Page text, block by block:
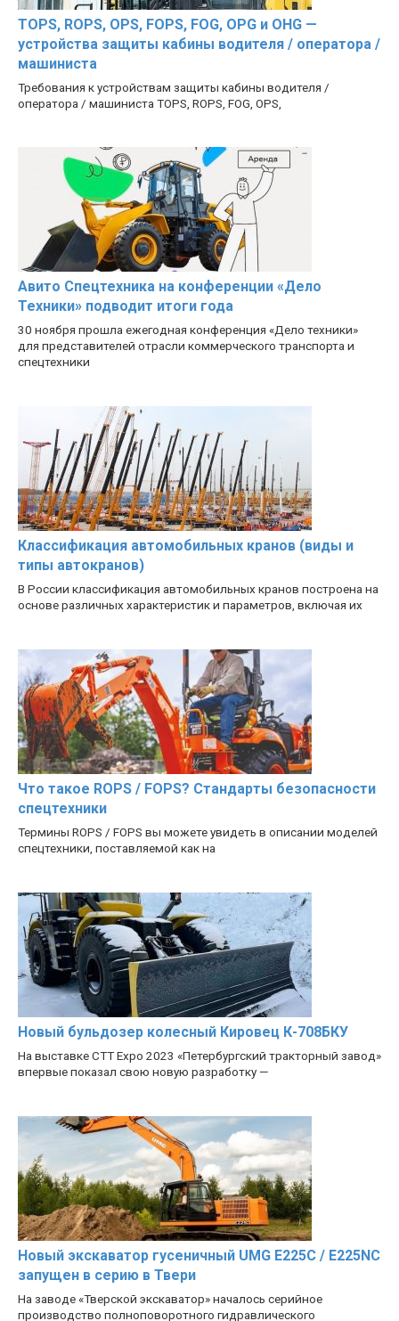
TOPS, ROPS, OPS, FOPS, FOG, OPG и OHG —
устройства защиты кабины водителя / оператора /
машиниста
Требования к устройствам защиты кабины водителя /
оператора / машиниста TOPS, ROPS, FOG, OPS,
Авито Спецтехника на конференции «Дело
Техники» подводит итоги года
30 ноября прошла ежегодная конференция «Дело техники»
для представителей отрасли коммерческого транспорта и
спецтехники
Классификация автомобильных кранов (виды и
типы автокранов)
В России классификация автомобильных кранов построена на
основе различных характеристик и параметров, включая их
Что такое ROPS / FOPS? Стандарты безопасности
спецтехники
Термины ROPS / FOPS вы можете увидеть в описании моделей
спецтехники, поставляемой как на
Новый бульдозер колесный Кировец К-708БКУ
На выставке CTT Expo 2023 «Петербургский тракторный завод»
впервые показал свою новую разработку —
Новый экскаватор гусеничный UMG E225C / E225NC
запущен в серию в Твери
На заводе «Тверской экскаватор» началось серийное
производство полноповоротного гидравлического